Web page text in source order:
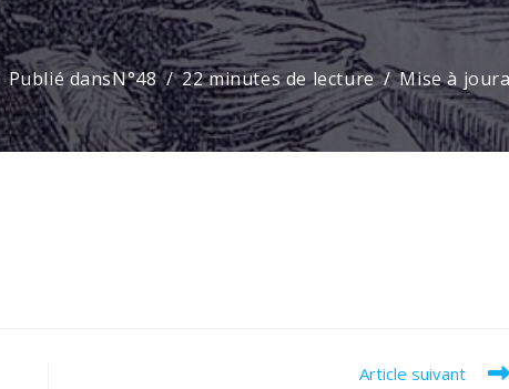
Publié dansN°48 22 minutes de lecture Mise à jour
Article suivant